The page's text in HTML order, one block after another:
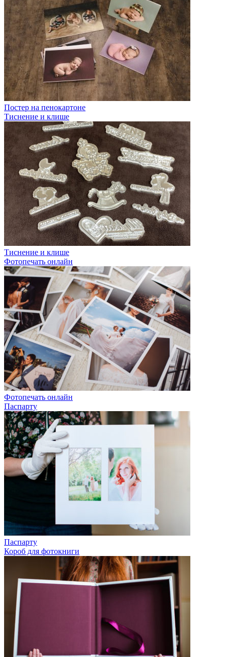
Постер на пенокартоне
Тиснение и клише
Тиснение и клише
Фотопечать онлайн
Фотопечать онлайн
Паспарту
Паспарту
Короб для фотокниги